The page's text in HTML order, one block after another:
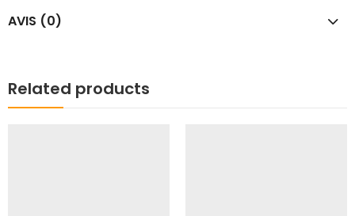
AVIS (0)
Related products